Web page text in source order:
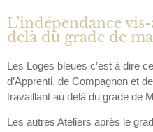
L’indépendance
delà du grade de
Les Loges bleues c’est à dire
d’Apprenti, de Compagnon et
travaillant au delà du grade de
Les autres Ateliers après le